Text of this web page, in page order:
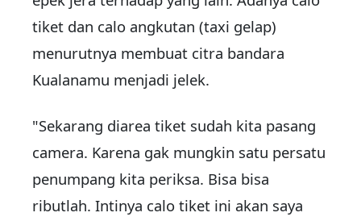
tiket dan calo angkutan (taxi gelap)
menurutnya membuat citra bandara
Kualanamu menjadi jelek.
"Sekarang diarea tiket sudah kita pasang
camera. Karena gak mungkin satu persatu
penumpang kita periksa. Bisa bisa
ributlah. Intinya calo tiket ini akan saya